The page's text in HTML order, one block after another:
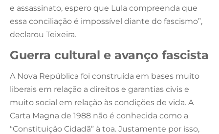
e assassinato, espero que Lula compreenda que
essa conciliação é impossível diante do fascismo”,
declarou Teixeira.
Guerra cultural e avanço fascista
A Nova República foi construída em bases muito
liberais em relação a direitos e garantias civis e
muito social em relação às condições de vida. A
Carta Magna de 1988 não é conhecida como a
“Constituição Cidadã” à toa. Justamente por isso,